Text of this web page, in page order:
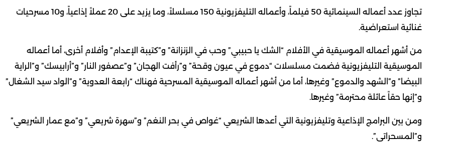
تجاوز عدد أعماله السينمائية 50 فيلماً، وأعماله التليفزيونية 150 مسلسلاً، وما يزيد على 20 عملاً إذاعياً، و10 مسرحيات
غنائية استعراضية.
من أشهر أعماله الموسيقية في الأفلام “الشك يا حبيبي” وحب في الزنزانة” و”كتيبة الإعدام” وأفلام أخرى، أما أعماله
الموسيقية التليفزيونية فضمت مسلسلات “دموع في عيون وقحة” و”رأفت الهجان” و”عصفور النار” و”أرابيسك” و”الراية
البيضا” و”الشهد والدموع” وغيرها، أما من أشهر أعماله الموسيقية المسرحية فهناك “رابعة العدوية” و”الواد سيد الشغال”
و”إنها حقاً عائلة محترمة” وغيرها.
ومن بين البرامج الإذاعية وتليفزيونية التي أعدها الشريعي “غواص في بحر النغم” و”سهرة شريعي” و”مع عمار الشريعي”
و”المسحراتي”.